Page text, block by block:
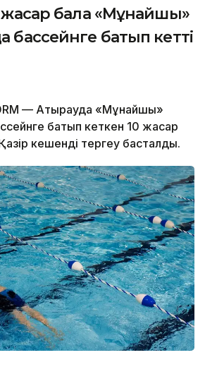
жасар бала «Мұнайшы»
бассейнге батып кетті
— Атырауда «Мұнайшы»
батып кеткен 10 жасар
кешенді тергеу басталды.